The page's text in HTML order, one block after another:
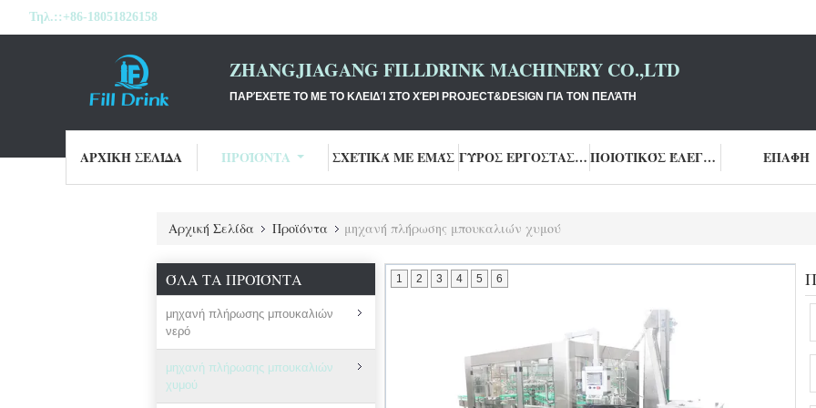
Τηλ.:: +86-18051826158
ZHANGJIAGANG FILLDRINK MACHINERY CO.,LTD
ΠΑΡΈΧΕΤΕ ΤΟ ΜΕ ΤΟ ΚΛΕΙΔΊ ΣΤΟ ΧΈΡΙ PROJECT&DESIGN ΓΙΑ ΤΟΝ ΠΕΛΆΤΗ
ΑΡΧΙΚΉ ΣΕΛΊΔΑ ΠΡΟΪΌΝΤΑ ΣΧΕΤΙΚΆ ΜΕ ΕΜΆΣ ΓΎΡΟΣ ΕΡΓΟΣΤΑΣΊΩΝ ΠΟΙΟΤΙΚΌΣ ΈΛΕΓΧΟΣ ΕΠΑΦΉ
Αρχική Σελίδα Προϊόντα μηχανή πλήρωσης μπουκαλιών χυμού
ΌΛΑ ΤΑ ΠΡΟΪΌΝΤΑ
μηχανή πλήρωσης μπουκαλιών
νερό
μηχανή πλήρωσης μπουκαλιών
χυμού
1 2 3 4 5 6